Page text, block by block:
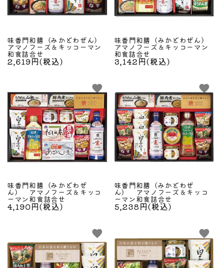
味香門和膳（みかどわぜん）
アマノフーズ＆キッコーマン
和食詰合せ
2,619円(税込)
味香門和膳（みかどわぜん）
アマノフーズ＆キッコーマン
和食詰合せ
3,142円(税込)
味香門和膳（みかどわぜ
ん） アマノフーズ＆キッコ
ーマン和食詰合せ
4,190円(税込)
favorite
味香門和膳（みかどわぜ
ん） アマノフーズ＆キッコ
ーマン和食詰合せ
5,238円(税込)
favorite
favorite favorite